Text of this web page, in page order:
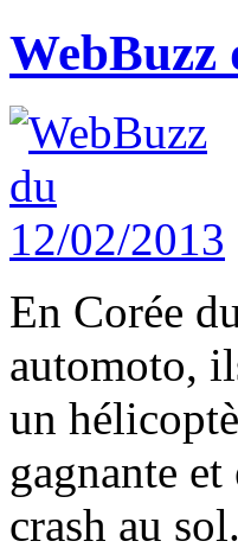
WebBuzz
En Corée
automoto,
un
gagnante
crash au